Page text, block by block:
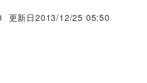
更新日2013/12/25 05:50